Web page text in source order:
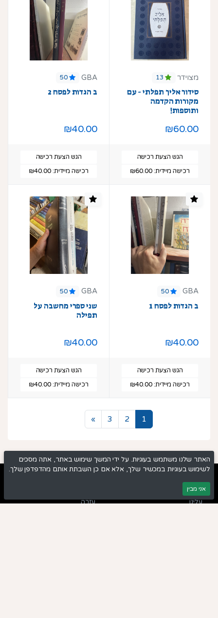
מצוידר 13
סידור אליך תפלתי - עם
מקורות הקדמה
ותוספות!
₪60.00
הגש הצעת רכישה
רכישה מיידית:₪60.00
GBA
50
ב הגדות לפסח 2
₪40.00
הגש הצעת רכישה
רכישה מיידית:₪40.00
GBA
50
ב הגדות לפסח 1
₪40.00
הגש הצעת רכישה
רכישה מיידית:₪40.00
GBA
50
שני ספרי מחשבה על
תפילה
₪40.00
הגש הצעת רכישה
רכישה מיידית:₪40.00
1
2
3
»הבא
אתר
עלינו
עזרה
האתר שלנו משתמש בעוגיות. על ידי המשך שימוש באתר, אתה מסכים
לשימוש בעוגיות במכשיר שלך, אלא אם כן השבתת אותם מהדפדפן שלך.
אני מבין